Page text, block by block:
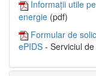
Informații utile
energie (pdf)
Formular de
ePIDS - Serviciul